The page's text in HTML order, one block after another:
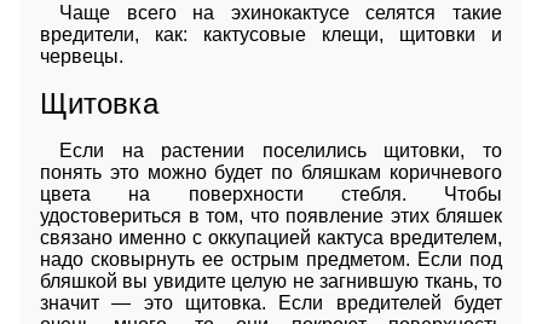
Чаще всего на эхинокактусе селятся такие
вредители, как: кактусовые клещи, щитовки и
червецы.
Щитовка
Если на растении поселились щитовки, то
понять это можно будет по бляшкам коричневого
цвета на поверхности стебля. Чтобы
удостовериться в том, что появление этих бляшек
связано именно с оккупацией кактуса вредителем,
надо сковырнуть ее острым предметом. Если под
бляшкой вы увидите целую не загнившую ткань, то
значит ― это щитовка. Если вредителей будет